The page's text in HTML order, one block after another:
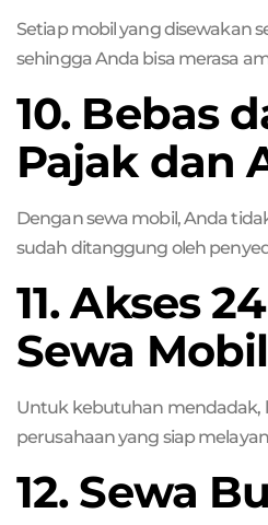
Setiap mobil yang disewakan
sehingga Anda bisa merasa
10. Bebas
Pajak dan
Dengan sewa mobil, Anda
sudah ditanggung oleh
11. Akses
Sewa
Untuk kebutuhan mendadak,
perusahaan yang siap
12. Sewa